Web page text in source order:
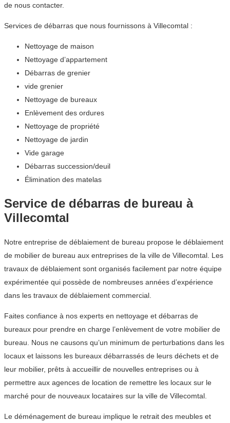
de nous contacter.
Services de débarras que nous fournissons à Villecomtal :
Nettoyage de maison
Nettoyage d’appartement
Débarras de grenier
vide grenier
Nettoyage de bureaux
Enlèvement des ordures
Nettoyage de propriété
Nettoyage de jardin
Vide garage
Débarras succession/deuil
Élimination des matelas
Service de débarras de bureau à
Villecomtal
Notre entreprise de déblaiement de bureau propose le déblaiement
de mobilier de bureau aux entreprises de la ville de Villecomtal. Les
travaux de déblaiement sont organisés facilement par notre équipe
expérimentée qui possède de nombreuses années d’expérience
dans les travaux de déblaiement commercial.
Faites confiance à nos experts en nettoyage et débarras de
bureaux pour prendre en charge l’enlèvement de votre mobilier de
bureau. Nous ne causons qu’un minimum de perturbations dans les
locaux et laissons les bureaux débarrassés de leurs déchets et de
leur mobilier, prêts à accueillir de nouvelles entreprises ou à
permettre aux agences de location de remettre les locaux sur le
marché pour de nouveaux locataires sur la ville de Villecomtal.
Le déménagement de bureau implique le retrait des meubles et